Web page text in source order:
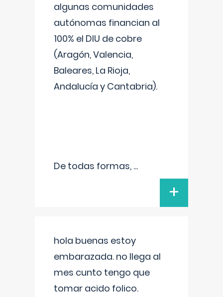
algunas comunidades
autónomas financian al
100% el DIU de cobre
(Aragón, Valencia,
Baleares, La Rioja,
Andalucía y Cantabria).
De todas formas, ...
+
hola buenas estoy
embarazada. no llega al
mes cunto tengo que
tomar acido folico.